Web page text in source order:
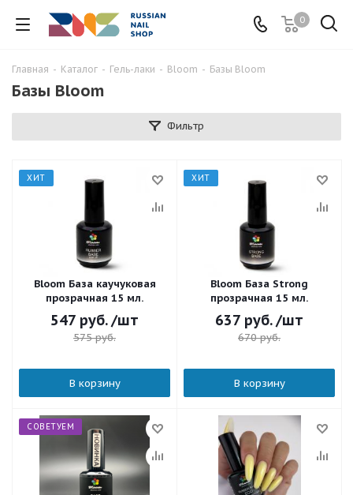
0
Главная - Каталог - Гель-лаки - Bloom - Базы Bloom
Базы Bloom
Фильтр
ХИТ
Bloom База каучуковая
прозрачная 15 мл.
547 руб. /шт
575руб.
В корзину
ХИТ
Bloom База Strong
прозрачная 15 мл.
637 руб. /шт
670руб.
В корзину
СОВЕТУЕМ